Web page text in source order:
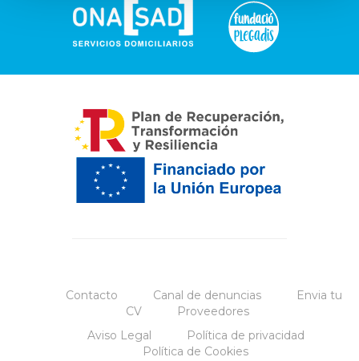
Contacto Canal de denuncias
Envia tu
CV
Proveedores
Aviso Legal
Política de privacidad
Política de Cookies